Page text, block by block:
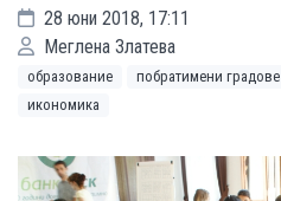
28 юни 2018, 17:11
Меглена Златева
образование побратимени градове
икономика